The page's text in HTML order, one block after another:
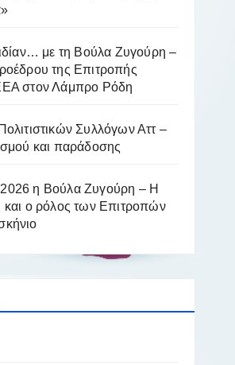
ιδίαν… με τη Βούλα Ζυγούρη –
της Επιτροπής
στον Λάμπρο Ρόδη
Συλλόγων Αττ –
και παράδοσης
η Βούλα Ζυγούρη – Η
και ο ρόλος των Επιτροπών